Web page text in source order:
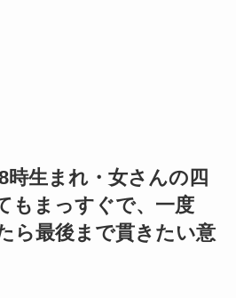
時生まれ・女さんの四
もまっすぐで、一度
ら最後まで貫きたい意